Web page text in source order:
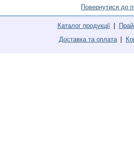
Повернутися до
Каталог продукції
Доставка та оплата